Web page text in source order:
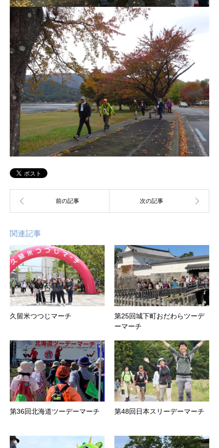
関連記事
久留米つつじマーチ
第25回城下町おだわらツーデ
ーマーチ
第36回北海道ツーデーマーチ 第48回日本スリーデーマーチ